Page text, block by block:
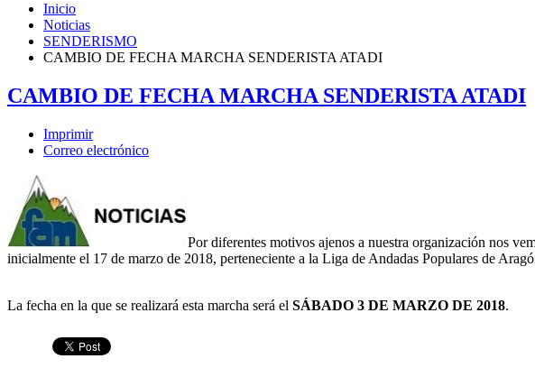
Inicio
Noticias
SENDERISMO
CAMBIO DE FECHA MARCHA SENDERISTA ATADI
CAMBIO DE FECHA MARCHA SENDERISTA ATADI
Imprimir
Correo electrónico
Por diferentes motivos ajenos a nuestra organización
inicialmente el 17 de marzo de 2018, perteneciente a la Liga de Andadas Populares de
La fecha en la que se realizará esta marcha será el SÁBADO 3 DE MARZO DE 2018.